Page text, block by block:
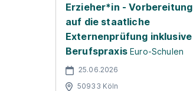
Erzieher*in - Vorbereitung
auf die staatliche
Externenprüfung inklusive
Berufspraxis Euro-Schulen
25.06.2026
50933 Köln